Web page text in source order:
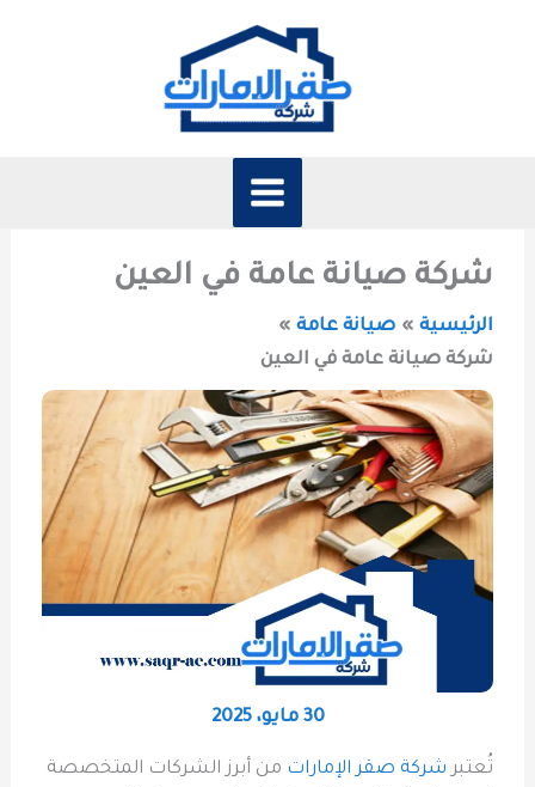
شركة صيانة عامة في العين
الرئيسية
صيانة عامة
شركة صيانة عامة في العين
30 مايو، 2025
تُعتبر شركة صقر الإمارات من أبرز الشركات المتخصصة